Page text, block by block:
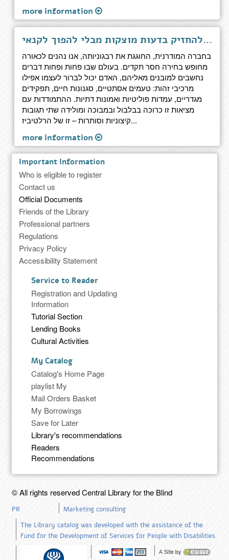
more information
בשבחי הספק - איך להחזיק בדעות מוצקות מבלי להפוך לקנאי
בחברה המודרנית, החוגגת את רבגוניותה, אנו נהנים לכאורה
מחופש בחירה חסר תקדים. בעולם שבו פחות ופחות דברים
נחשבים למובנים מאליהם, האדם יכול לברור לעצמו אפילו
מרכיבי זהות: טעמים אסתטיים, סגנונות חיים, תפקידים
מגדריים, עמדות פוליטיות ואמונות דתיות. ההתמודדות עם
מציאות זו כרוכה בבלבול ובמבוכה ומולידה שתי תגובות
קיצוניות וסותרות – זו של הרלטיביז...
more information
Important Information
Who is eligible to register
Contact us
Official Documents
Friends of the Library
Professional partners
Regulations
Privacy Policy
Accessibility Statement
Service to Reader
Registration and Updating
Information
Tutorial Section
Lending Books
Cultural Activities
My Catalog
Catalog's Home Page
playlist My
Mail Orders Basket
My Borrowings
Save for Later
Library's recommendations
Readers
Recommendations
© All rights reserved Central Library for the Blind
PR
Marketing consulting
The Library catalog was developed with the assistance of the
Fund for the Development of Services for People with Disabilities